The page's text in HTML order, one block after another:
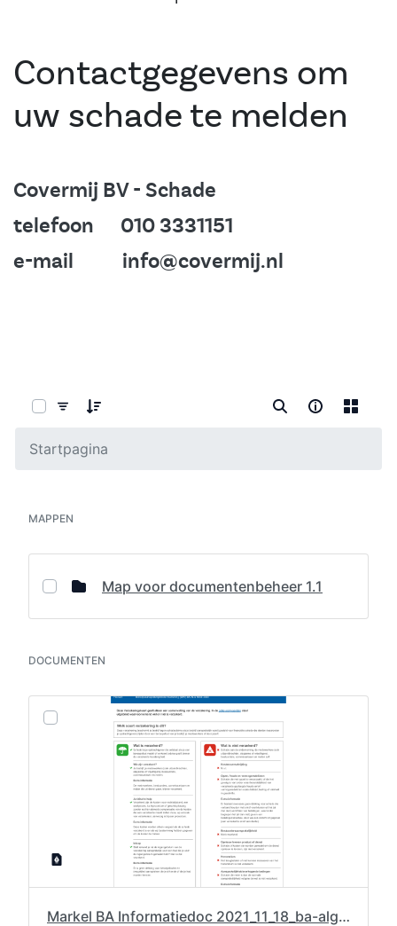
Contactgegevens om
uw schade te melden
Covermij BV - Schade
telefoon 010 3331151
e-mail info@covermij.nl
Startpagina
MAPPEN
Map voor documentenbeheer 1.1
DOCUMENTEN
Markel BA Informatiedoc 2021_11_18_ba-alg-mise-2020_versie_1